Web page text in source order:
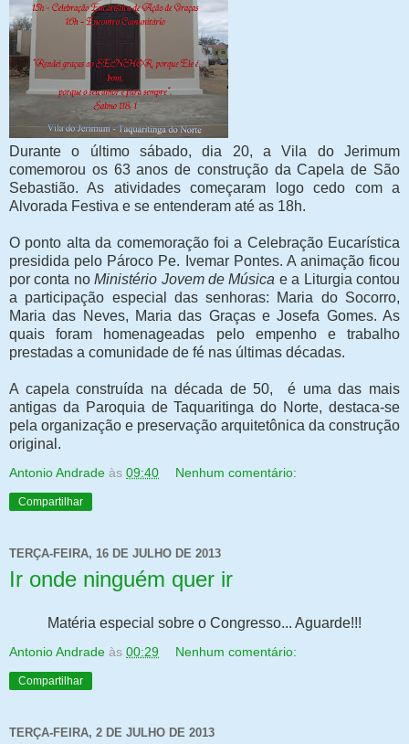
Durante o último sábado, dia 20, a Vila do Jerimum
comemorou os 63 anos de construção da Capela de São
Sebastião. As atividades começaram logo cedo com a
Alvorada Festiva e se entenderam até as 18h.
O ponto alta da comemoração foi a Celebração Eucarística
presidida pelo Pároco Pe. Ivemar Pontes. A animação ficou
por conta noMinistério Jovem de Música e a Liturgia contou
a participação especial das senhoras: Maria do Socorro,
Maria das Neves, Maria das Graças e Josefa Gomes. As
quais foram homenageadas pelo empenho e trabalho
prestadas a comunidade de fé nas últimas décadas.
A capela construída na década de 50, é uma das mais
antigas da Paroquia de Taquaritinga do Norte, destaca-se
pela organização e preservação arquitetônica da construção
original.
Antonio Andrade às 09:40 Nenhum comentário:
Compartilhar
TERÇA-FEIRA, 16 DE JULHO DE 2013
Ir onde ninguém quer ir
Matéria especial sobre o Congresso... Aguarde!!!
Antonio Andrade às 00:29 Nenhum comentário:
Compartilhar
TERÇA-FEIRA, 2 DE JULHO DE 2013